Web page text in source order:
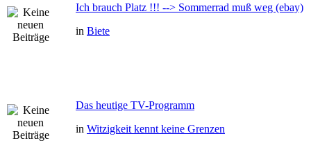
Ich brauch Platz !!! --> Sommerrad muß weg (ebay)
in Biete
Das heutige TV-Programm
in Witzigkeit kennt keine Grenzen